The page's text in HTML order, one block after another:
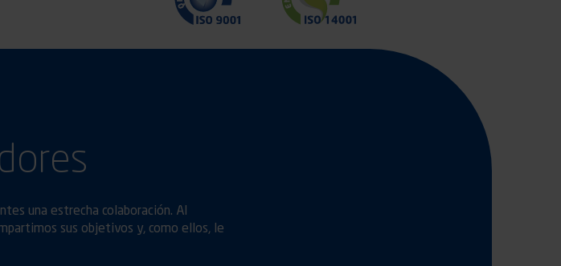
una estrecha colaboración. Al
sus objetivos y, como ellos, le